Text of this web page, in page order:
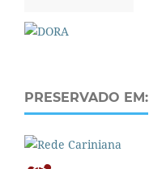
PRESERVADO EM: